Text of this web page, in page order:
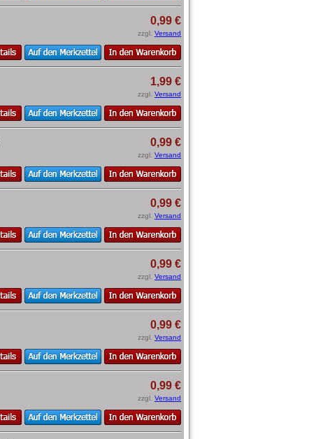
0,99 €
zzgl. Versand
1,99 €
zzgl. Versand
0,99 €
zzgl. Versand
0,99 €
zzgl. Versand
0,99 €
zzgl. Versand
0,99 €
zzgl. Versand
0,99 €
zzgl. Versand